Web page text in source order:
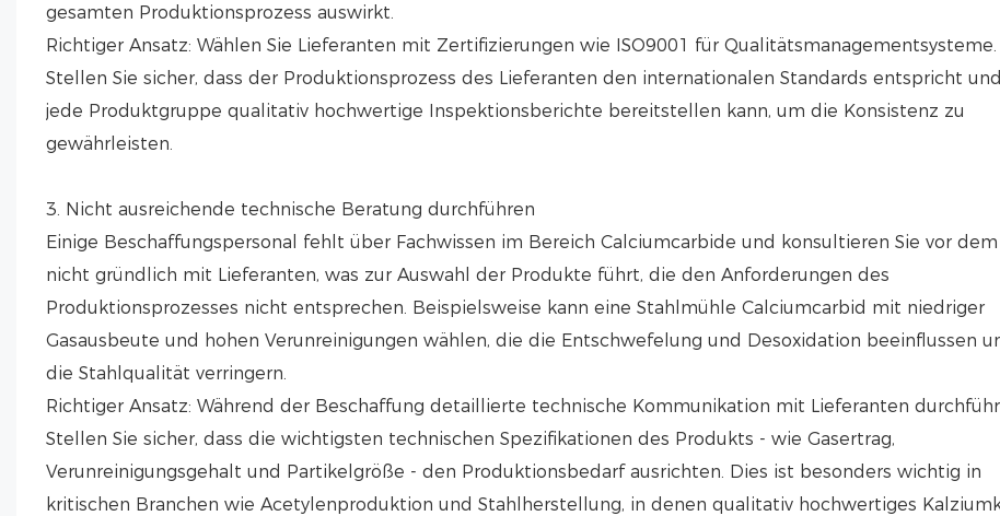
gesamten Produktionsprozess auswirkt.
Richtiger Ansatz: Wählen Sie Lieferanten mit Zertifizierungen wie ISO9001 für Qualitätsmanagementsysteme.
Stellen Sie sicher, dass der Produktionsprozess des Lieferanten den internationalen Standards entspricht
jede Produktgruppe qualitativ hochwertige Inspektionsberichte bereitstellen kann, um die Konsistenz zu
gewährleisten.
3. Nicht ausreichende technische Beratung durchführen
Einige Beschaffungspersonal fehlt über Fachwissen im Bereich Calciumcarbide und konsultieren Sie vor
nicht gründlich mit Lieferanten, was zur Auswahl der Produkte führt, die den Anforderungen des
Produktionsprozesses nicht entsprechen. Beispielsweise kann eine Stahlmühle Calciumcarbid mit niedriger
Gasausbeute und hohen Verunreinigungen wählen, die die Entschwefelung und Desoxidation beeinflussen
die Stahlqualität verringern.
Richtiger Ansatz: Während der Beschaffung detaillierte technische Kommunikation mit Lieferanten
Stellen Sie sicher, dass die wichtigsten technischen Spezifikationen des Produkts - wie Gasertrag,
Verunreinigungsgehalt und Partikelgröße - den Produktionsbedarf ausrichten. Dies ist besonders wichtig in
kritischen Branchen wie Acetylenproduktion und Stahlherstellung, in denen qualitativ hochwertiges